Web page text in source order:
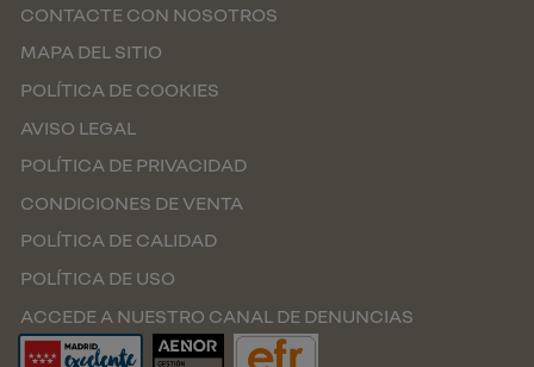
CONTACTE CON NOSOTROS
MAPA DEL SITIO
POLÍTICA DE COOKIES
AVISO LEGAL
POLÍTICA DE PRIVACIDAD
CONDICIONES DE VENTA
POLÍTICA DE CALIDAD
POLÍTICA DE USO
ACCEDE A NUESTRO CANAL DE DENUNCIAS